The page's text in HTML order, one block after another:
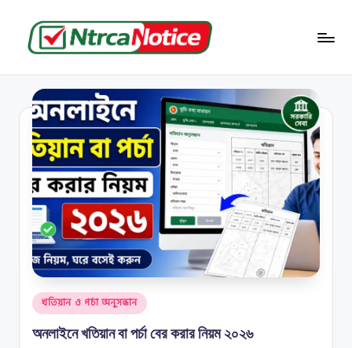
t
r
c
a
N
ti
c
e
জমা
সংক্রান্ত
সব
তথ্য
Posted
in
খতিয়ান ও পর্চা অনুসন্ধান
অনলাইনে খতিয়ান বা পর্চা বের করার নিয়ম ২০২৬